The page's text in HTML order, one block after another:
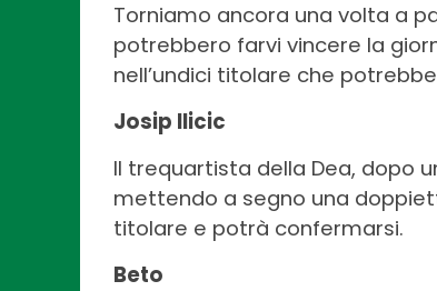
Torniamo ancora una volta a
potrebbero farvi vincere la
nell’undici titolare che
Josip Ilicic
Il trequartista della Dea, dopo
mettendo a segno una
titolare e potrà confermarsi.
Beto